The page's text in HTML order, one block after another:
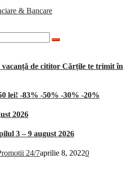
& Bancare
vacanță de cititor Cărțile te trimit în
lei! -83% -50% -30% -20%
2026
3 – 9 august 2026
24/7aprilie 8, 20220